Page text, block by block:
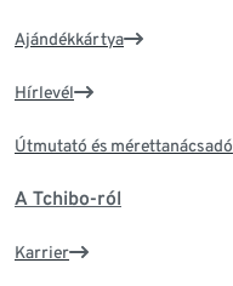
Ajándékkártya
Hírlevél
Útmutató és mérettanácsadó
A Tchibo-ról
Karrier